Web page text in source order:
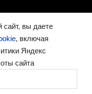
«cookies»-файлов
сайт, вы даете
, включая
Яндекс
сайта